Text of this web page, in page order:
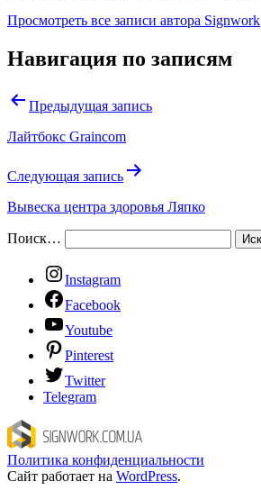
Просмотреть все записи автора Signwork
Навигация по записям
Предыдущая запись
Лайтбокс Graincom
Следующая запись
Вывеска центра здоровья Ляпко
Поиск…
Instagram
Facebook
Youtube
Pinterest
Twitter
Telegram
Политика конфиденциальности
Сайт работает на WordPress.